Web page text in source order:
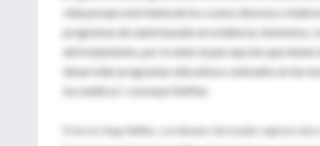
vida porque esto habla de los costos directos e
programas de salud basado en evidencia. Asimismo,
del tratamiento, por lo tanto la percepción que
desarrollar programas educativos centrados en las
los médicos”, concluyó Neffen.
El doctor Hugo Neffen, coordinador del estudio regional